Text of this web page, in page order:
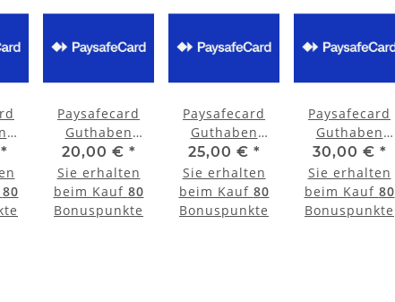
*
80
Paysafecard
Guthaben
Aufladung 20
Euro
20,00 € *
Sie erhalten
beim Kauf 80
Bonuspunkte
Paysafecard
Guthaben
Aufladung 25
Euro
25,00 € *
Sie erhalten
beim Kauf 80
Bonuspunkte
Paysafecard
Guthaben
Aufladung 30
Euro
30,00 € *
Sie erhalten
beim Kauf 80
Bonuspunkte